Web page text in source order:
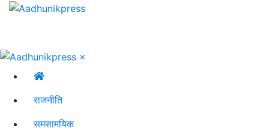
×
राजनीति
समसामयिक